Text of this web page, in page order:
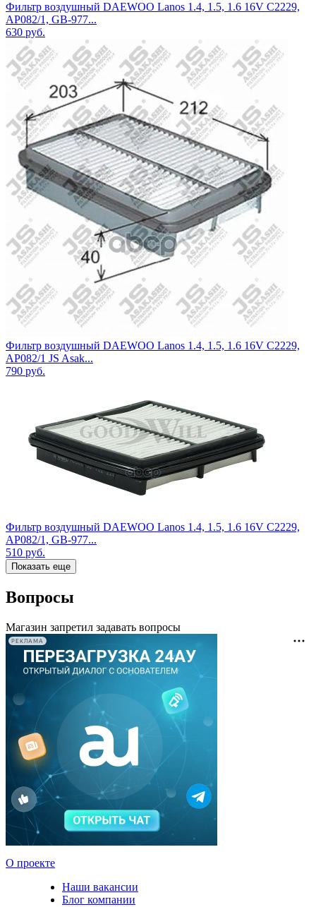
Фильтр воздушный DAEWOO Lanos 1.4, 1.5, 1.6 16V C2229,
AP082/1, GB-977...
630 руб.
Фильтр воздушный DAEWOO Lanos 1.4, 1.5, 1.6 16V C2229,
AP082/1 JS Asak...
790 руб.
Фильтр воздушный DAEWOO Lanos 1.4, 1.5, 1.6 16V C2229,
AP082/1, GB-977...
510 руб.
Показать еще
Вопросы
Магазин запретил задавать вопросы
РЕКЛАМА
О проекте
Наши вакансии
Блог компании